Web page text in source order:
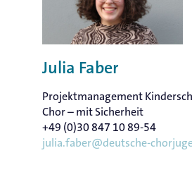
Julia Faber
Projektmanagement
Chor – mit Sicherheit
+49 (0)30 847 10 89-54
julia.faber@deutsche-